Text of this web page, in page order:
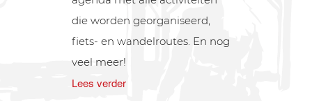
die worden georganiseerd,
fiets- en wandelroutes. En nog
veel meer!
Lees verder